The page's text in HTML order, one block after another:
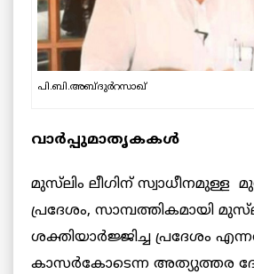
പി.ബി.അബ്ദുർറസാഖ്
വാര്‍പ്പുമാതൃകകള്‍
മുസ്‌ലിം ലീഗിന് സ്വാധീനമുള്ള
പ്രദേശം, സാമ്പത്തികമായി
ശക്തിയാർജ്ജിച്ച പ്രദേശം
കാസര്‍കോടെന്ന അത്യുത്തര